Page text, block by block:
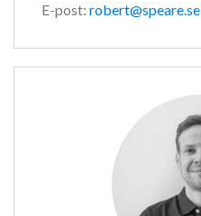
E-post: robert@speare.se